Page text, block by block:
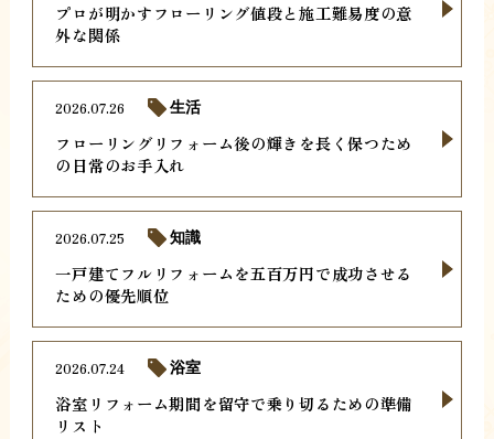
プロが明かすフローリング値段と施工難易度の意
外な関係
フローリングリフォーム後の輝きを長く保つため
の日常のお手入れ
2026.07.26 生活
一戸建てフルリフォームを五百万円で成功させる
ための優先順位
2026.07.25 知識
浴室リフォーム期間を留守で乗り切るための準備
リスト
2026.07.24 浴室